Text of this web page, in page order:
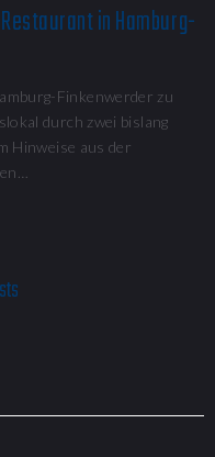
in Hamburg-
Finkenwerder zu
durch zwei bislang
Hinweise aus der